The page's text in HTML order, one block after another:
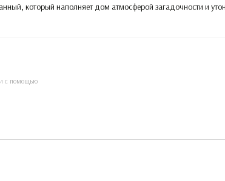
который наполняет дом атмосферой загадочности и
с помощью